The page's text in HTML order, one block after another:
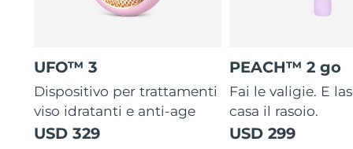
UFO™ 3
Dispositivo per trattamenti
viso idratanti e anti-age
USD 329
PEACH™ 2 go
Fai le valigie. E
casa il rasoio.
USD 299